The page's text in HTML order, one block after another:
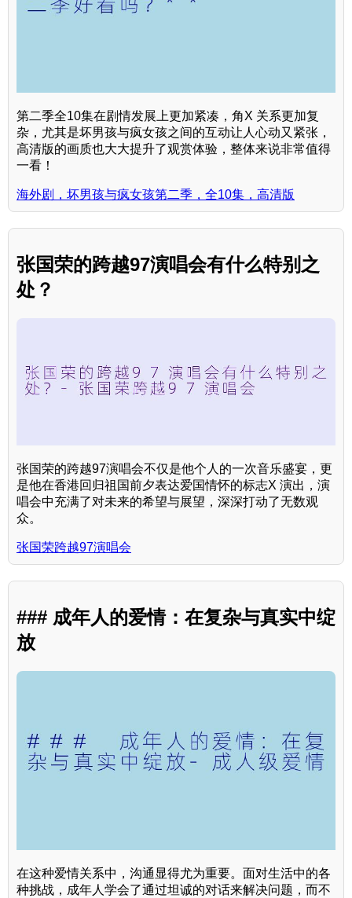
第二季全10集在剧情发展上更加紧凑，角X 关系更加复
杂，尤其是坏男孩与疯女孩之间的互动让人心动又紧张，
高清版的画质也大大提升了观赏体验，整体来说非常值得
一看！
海外剧，坏男孩与疯女孩第二季，全10集，高清版
张国荣的跨越97演唱会有什么特别之
处？
张国荣的跨越97演唱会不仅是他个人的一次音乐盛宴，更
是他在香港回归祖国前夕表达爱国情怀的标志X 演出，演
唱会中充满了对未来的希望与展望，深深打动了无数观
众。
张国荣跨越97演唱会
### 成年人的爱情：在复杂与真实中绽
放
在这种爱情关系中，沟通显得尤为重要。面对生活中的各
种挑战，成年人学会了通过坦诚的对话来解决问题，而不